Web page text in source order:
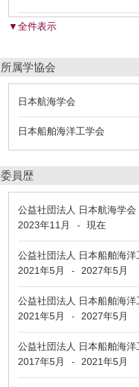
▼全件表示
所属学協会
日本航海学会
日本船舶海洋工学会
委員歴
公益社団法人 日本航海学
2023年11月 - 現在
公益社団法人 日本船舶海
2021年5月 - 2027年5月
公益社団法人 日本船舶海
2021年5月 - 2027年5月
公益社団法人 日本船舶海
2017年5月 - 2021年5月